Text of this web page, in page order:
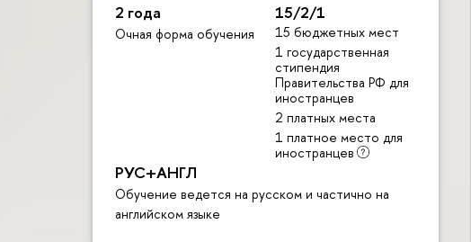
2 года
Очная форма обучения
15/2/1
15 бюджетных мест
1 государственная
стипендия
Правительства РФ для
иностранце
2 платных места
1 платное место для
иностранце
РУС+АНГЛ
Обучение ведется на русском и частично на
английском языке